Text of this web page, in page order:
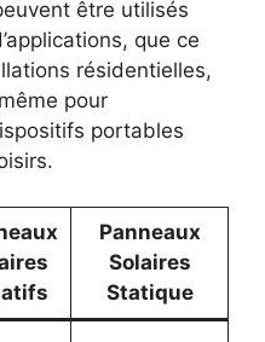
être utilisés
que ce
résidentielles,
pour
portables
Panneaux
Solaires
Statique